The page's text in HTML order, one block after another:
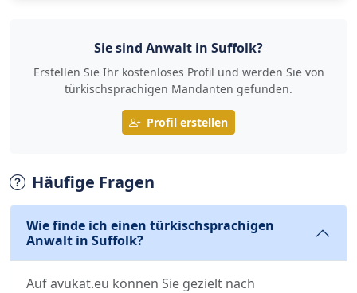
Sie sind Anwalt in Suffolk?
Erstellen Sie Ihr kostenloses Profil und werden Sie von
türkischsprachigen Mandanten gefunden.
Profil erstellen
Häufige Fragen
Wie finde ich einen türkischsprachigen
Anwalt in Suffolk?
Auf avukat.eu können Sie gezielt nach